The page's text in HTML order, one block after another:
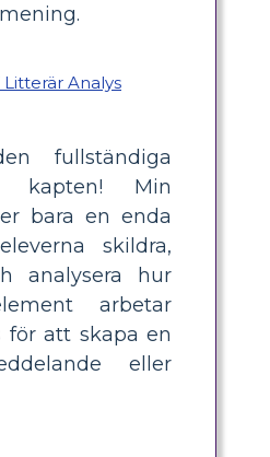
fullständiga
kapten! Min
bara en enda
skildra,
analysera hur
arbetar
för att skapa en
eller